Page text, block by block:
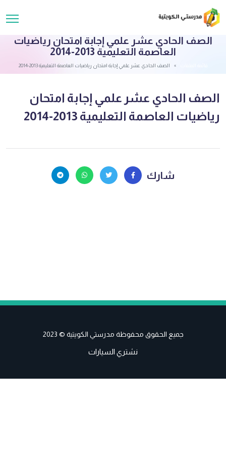
الصف الحادي عشر علمي إجابة امتحان رياضيات
العاصمة التعليمية 2013-2014
الصف الحادي عشر علمي إجابة امتحان رياضيات العاصمة التعليمية 2013-2014
الصف الحادي عشر علمي إجابة امتحان
رياضيات العاصمة التعليمية 2013-2014
شارك
جميع الحقوق محفوظة مدرستي الكويتية © 2023
نشتري السيارات